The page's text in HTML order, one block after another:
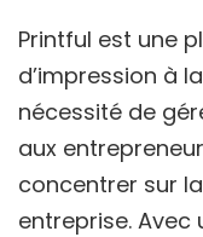
Printful est une
d’impression à
nécessité de
aux
concentrer sur
entreprise.